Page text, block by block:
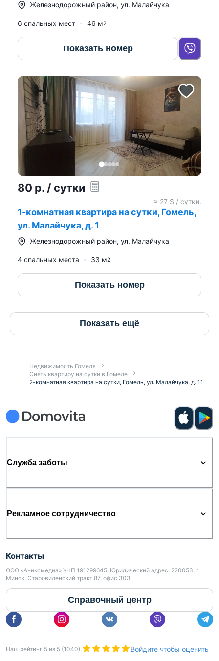
Железнодорожный район, ул. Малайчука
6 спальных мест 46 м2
Показать номер
80 р. / сутки
≈ 27 $ / сутки.
1-комнатная квартира на сутки, Гомель,
ул. Малайчука, д. 1
Железнодорожный район, ул. Малайчука
4 спальных места 33 м2
Показать номер
Показать ещё
Недвижимость Гомеля
Снять квартиру на сутки в Гомеле
2-комнатная квартира на сутки, Гомель, ул. Малайчука, д. 11
Служба заботы
Рекламное сотрудничество
Контакты
ООО «Аниксмедиа» УНП 191299645, Юридический адрес: 220053, г.
Минск, Старовиленский тракт 87, офис 303
Справочный центр
Наш рейтинг 5 из 5 (1040): Войдите чтобы оценить